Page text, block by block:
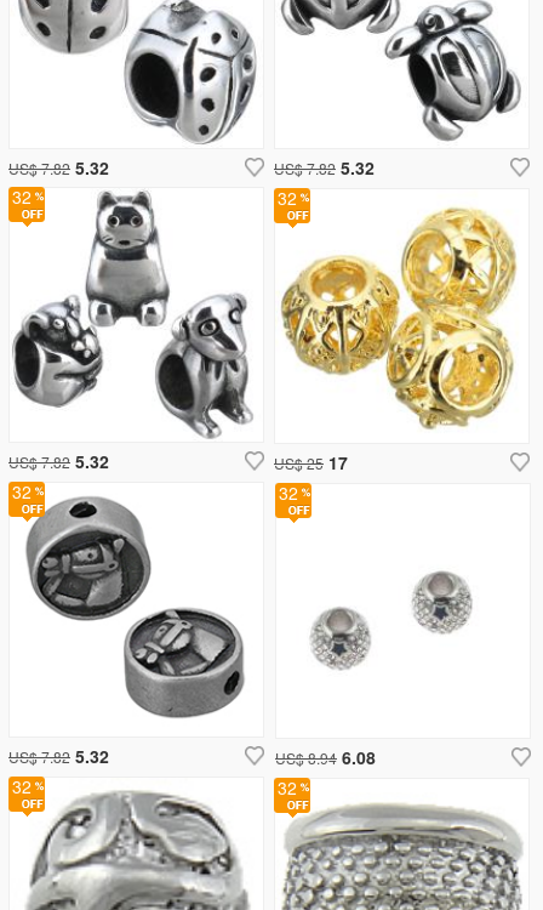
32
US$ 8.94 6.08
US$ 7.82 5.32
32
US$ 7.82 5.32
US$ 7.82 5.32
32
US$ 25 17
32
US$ 7.82 5.32
32 32